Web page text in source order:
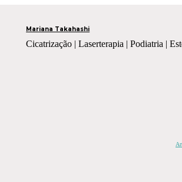
Mariana Takahashi
Cicatrização | Laserterapia | Podiatria |